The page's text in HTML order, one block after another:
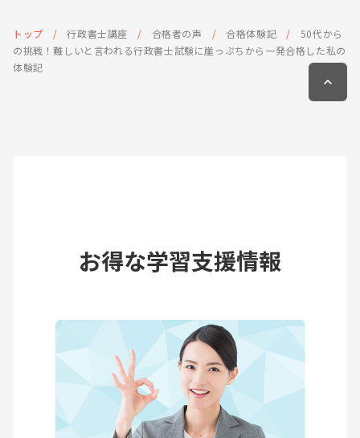
トップ 行政書士講座 合格者の声 合格体験記
50代から
の挑戦！難しいと言われる行政書士試験に崖っぷちから一発合格した私の
体験記
お得な学習支援情報